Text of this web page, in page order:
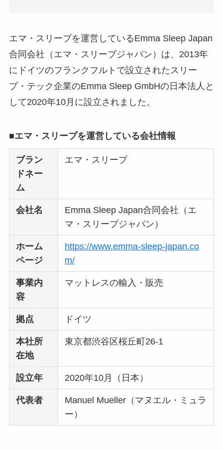
実際どう？
ユリカコーポレーシ
ョンは怪しい？口コ
ミ・評価が正直ヤバ
【怪しい？】株式会
社TAPPの口コミ・評
判
Temuは怪しい？口コ
ミ・評判が正直ヤバ
いって本当？
エマ・スリープを運営しているEmma Sleep Japan
合同会社（エマ・スリープジャパン）は、2013年
にドイツのフランクフルトで設立されたスリー
プ・テック企業のEmma Sleep GmbHの日本法人と
して2020年10月に設立されました。
■エマ・スリープを運営している会社情報
ブラン
ドネー
ム
エマ・スリープ
会社名
Emma Sleep Japan合同会社（エ
マ・スリープジャパン）
ホーム
ページ
https://www.emma-sleep-japan.co
m/
事業内
容
マットレスの輸入・販売
拠点 ドイツ
本社所
在地
東京都渋谷区桜丘町26-1
設立年 2020年10月（日本）
代表者
Manuel Mueller（マヌエル・ミュラ
ー）